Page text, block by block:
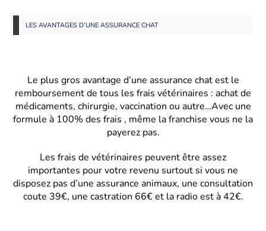
LES AVANTAGES D’UNE ASSURANCE CHAT
Le plus gros avantage d’une assurance chat est le
remboursement de tous les frais vétérinaires : achat de
médicaments, chirurgie, vaccination ou autre…Avec une
formule à 100% des frais , même la franchise vous ne la
payerez pas.
Les frais de vétérinaires peuvent être assez
importantes pour votre revenu surtout si vous ne
disposez pas d’une assurance animaux, une consultation
coute 39€, une castration 66€ et la radio est à 42€.